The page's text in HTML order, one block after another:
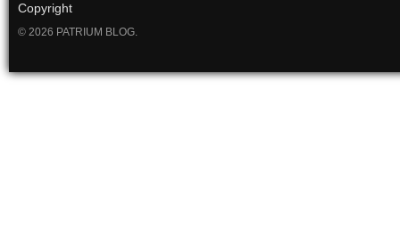
Copyright
© 2026 PATRIUM BLOG.